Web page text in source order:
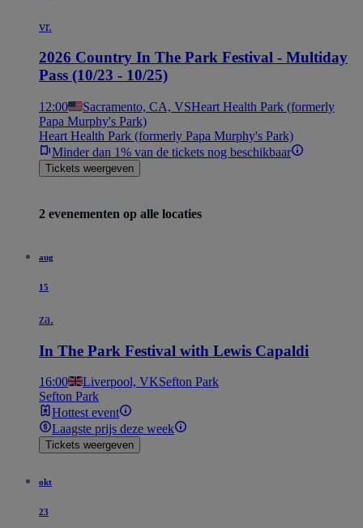
vr.
2026 Country In The Park Festival - Multiday
Pass (10/23 - 10/25)
12:00 Sacramento, CA, VSHeart Health Park (formerly
Papa Murphy's Park)
Heart Health Park (formerly Papa Murphy's Park)
Minder dan 1% van de tickets nog beschikbaar
Tickets weergeven
2 evenementen op alle locaties
aug
15
za.
In The Park Festival with Lewis Capaldi
16:00 Liverpool, VKSefton Park
Sefton Park
Hottest event
Laagste prijs deze week
Tickets weergeven
okt
23